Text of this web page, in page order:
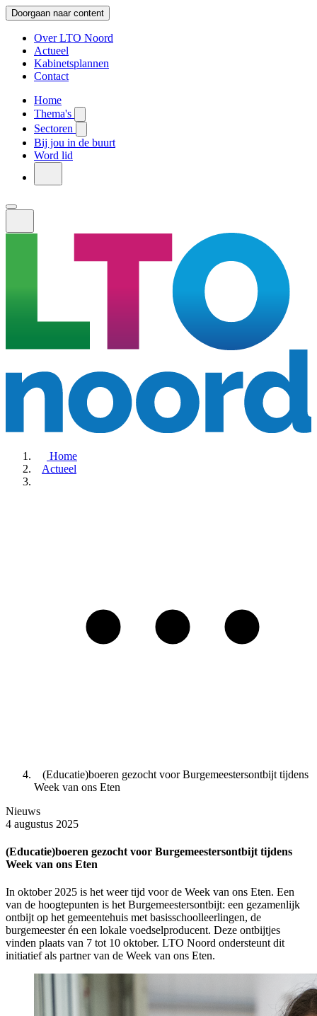
Doorgaan naar content
Over LTO Noord
Actueel
Kabinetsplannen
Contact
Home
Thema's
Sectoren
Bij jou in de buurt
Word lid
Home
Actueel
(Educatie)boeren gezocht voor Burgemeestersontbijt tijdens
Week van ons Eten
Nieuws
4 augustus 2025
(Educatie)boeren gezocht voor Burgemeestersontbijt tijdens
Week van ons Eten
In oktober 2025 is het weer tijd voor de Week van ons Eten. Een
van de hoogtepunten is het Burgemeestersontbijt: een gezamenlijk
ontbijt op het gemeentehuis met basisschoolleerlingen, de
burgemeester én een lokale voedselproducent. Deze ontbijtjes
vinden plaats van 7 tot 10 oktober. LTO Noord ondersteunt dit
initiatief als partner van de Week van ons Eten.